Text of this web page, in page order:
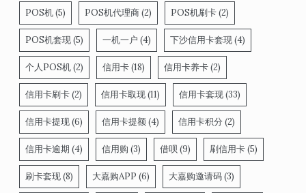
POS机(5) POS机代理商(2) POS机刷卡(2)
POS机套现(5) 一机一户 (4) 下沙信用卡套现(4)
个人POS机(2) 信用卡(18) 信用卡养卡(2)
信用卡刷卡(2) 信用卡取现(11) 信用卡套现(33)
信用卡提现(6) 信用卡提额(4) 信用卡积分 (2)
信用卡逾期 (4) 信用购 (3) 借呗(9) 刷信用卡(5)
刷卡套现(8) 大嘉购APP (6) 大嘉购邀请码(3)